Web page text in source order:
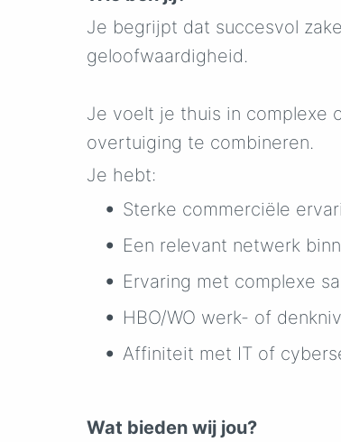
Je begrijpt dat succesvol
geloofwaardigheid.
Je voelt je thuis in complexe
overtuiging te combineren.
Je hebt:
Sterke commerciële
Een relevant netwerk
Ervaring met complexe
HBO/WO werk- of
Affiniteit met IT of
Wat bieden wij jou?